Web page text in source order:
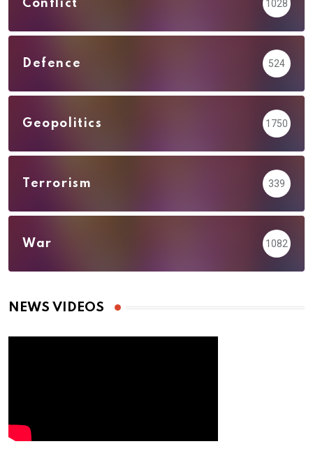
Conflict 1028
Defence 524
Geopolitics 1750
Terrorism 339
War 1082
NEWS VIDEOS